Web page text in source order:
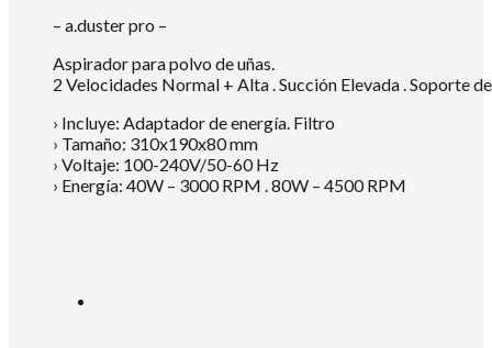
– a.duster pro –
Aspirador para polvo de uñas.
2 Velocidades Normal + Alta . Succión Elevada . Soporte
› Incluye: Adaptador de energía. Filtro
› Tamaño: 310x190x80 mm
› Voltaje: 100-240V/50-60 Hz
› Energía: 40W – 3000 RPM . 80W – 4500 RPM